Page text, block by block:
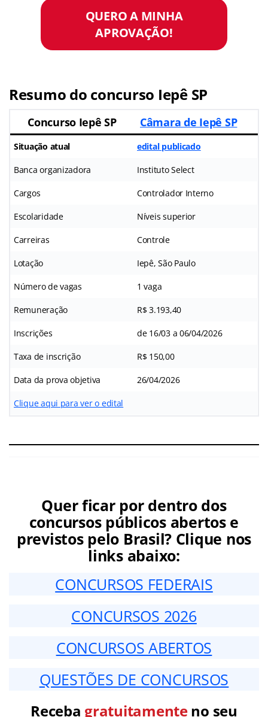
QUERO A MINHA
APROVAÇÃO!
Resumo do concurso Iepê SP
Concurso Iepê SP Câmara de Iepê SP
Situação atual edital publicado
Banca organizadora Instituto Select
Cargos Controlador Interno
Escolaridade Níveis superior
Carreiras Controle
Lotação Iepê, São Paulo
Número de vagas 1 vaga
Remuneração R$ 3.193,40
Inscrições de 16/03 a 06/04/2026
Taxa de inscrição R$ 150,00
Data da prova objetiva 26/04/2026
Clique aqui para ver o edital
Quer ficar por dentro dos
concursos públicos abertos e
previstos pelo Brasil? Clique nos
links abaixo:
CONCURSOS FEDERAIS
CONCURSOS 2026
CONCURSOS ABERTOS
QUESTÕES DE CONCURSOS
Receba gratuitamenteno seu